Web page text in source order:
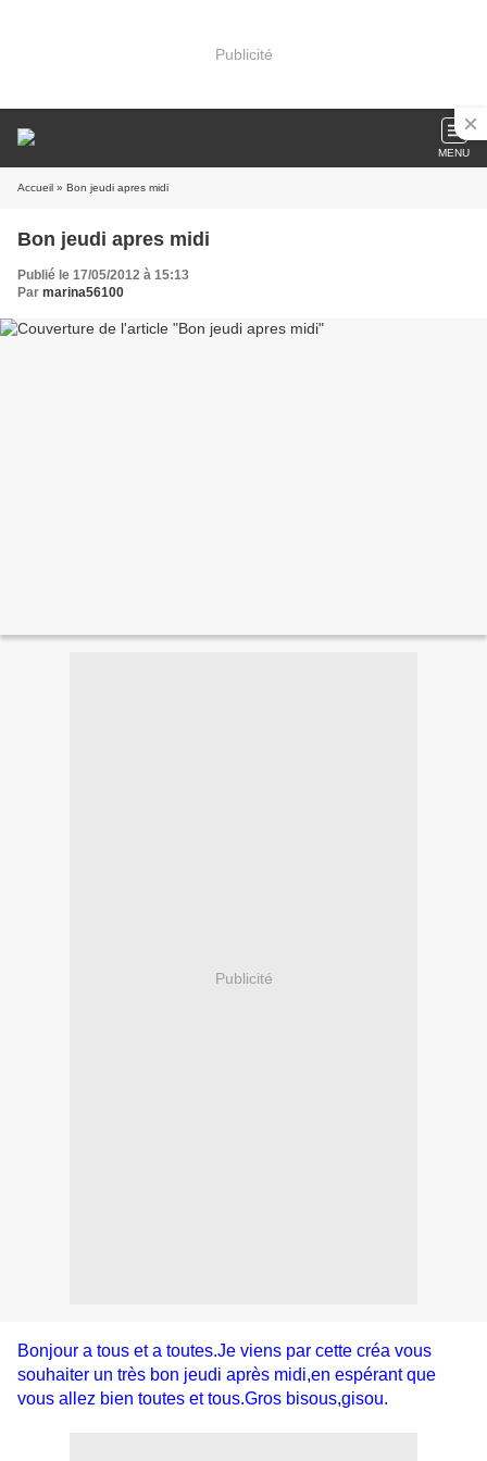
Publicité
MENU
Accueil » Bon jeudi apres midi
Bon jeudi apres midi
Publié le 17/05/2012 à 15:13
Par marina56100
Publicité
Bonjour a tous et a toutes.Je viens par cette créa vous
souhaiter un très bon jeudi après midi,en espérant que
vous allez bien toutes et tous.Gros bisous,gisou.